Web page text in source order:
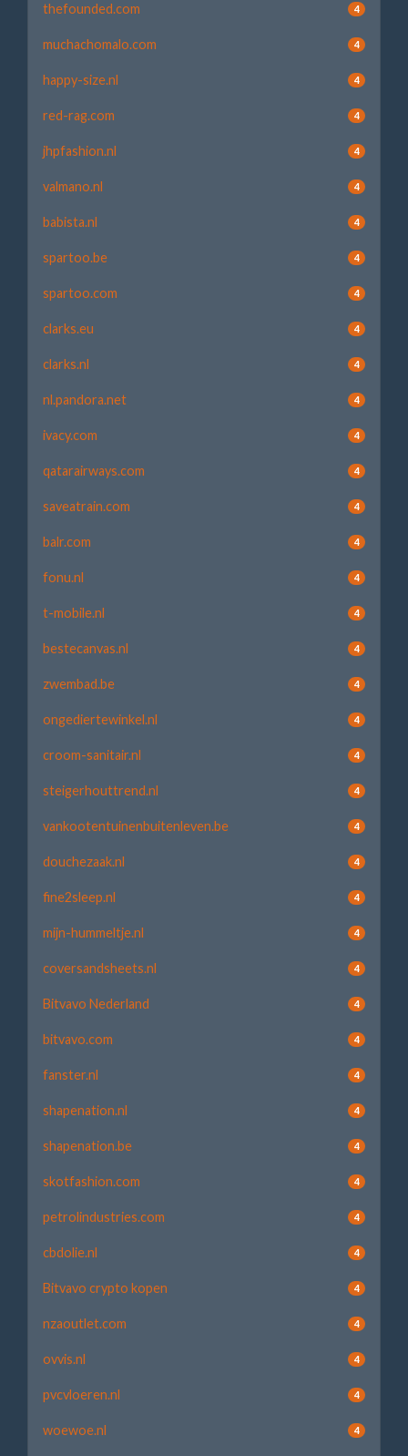
thefounded.com 4
muchachomalo.com 4
happy-size.nl 4
red-rag.com 4
jhpfashion.nl 4
valmano.nl 4
babista.nl 4
spartoo.be 4
spartoo.com 4
clarks.eu 4
clarks.nl 4
nl.pandora.net 4
ivacy.com 4
qatarairways.com 4
saveatrain.com 4
balr.com 4
fonu.nl 4
t-mobile.nl 4
bestecanvas.nl 4
zwembad.be 4
ongediertewinkel.nl 4
croom-sanitair.nl 4
steigerhouttrend.nl 4
vankootentuinenbuitenleven.be 4
douchezaak.nl 4
fine2sleep.nl 4
mijn-hummeltje.nl 4
coversandsheets.nl 4
Bitvavo Nederland 4
bitvavo.com 4
fanster.nl 4
shapenation.nl 4
shapenation.be 4
skotfashion.com 4
petrolindustries.com 4
cbdolie.nl 4
Bitvavo crypto kopen 4
nzaoutlet.com 4
ovvis.nl 4
pvcvloeren.nl 4
woewoe.nl 4